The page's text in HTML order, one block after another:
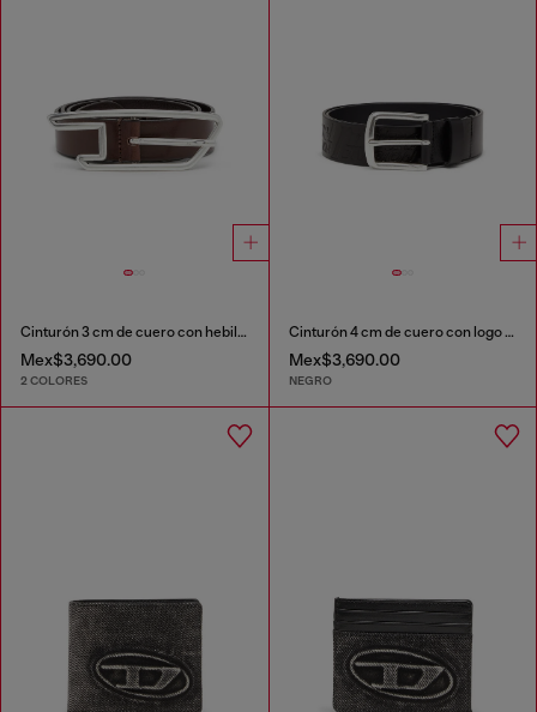
Cinturón 3 cm de cuero con hebilla con el logotipo D
Mex$3,690.00
2 COLORES
Cinturón 4 cm de cuero con logo grabado
Mex$3,690.00
NEGRO